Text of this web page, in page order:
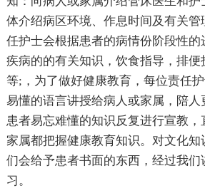
体介绍病区环境、作息时间及有关
任护士会根据患者的病情份阶段性的
疾病的的有关知识，饮食指导，排
等;，为了做好健康教育，每位责任
易懂的语言讲授给病人或家属，陪
患者易忘难懂的知识反复进行宣教
家属都把握健康教育知识。对文化
们会给予患者书面的东西，经过我们
习。